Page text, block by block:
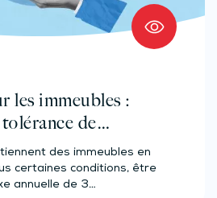
les immeubles :
de
?
des immeubles en
certaines conditions, être
annuelle de 3…